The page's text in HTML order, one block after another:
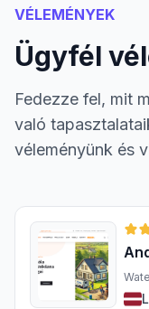
VÉLEMÉNYEK
Ügyfél
Fedezze fel, mit
való
véleményünk és